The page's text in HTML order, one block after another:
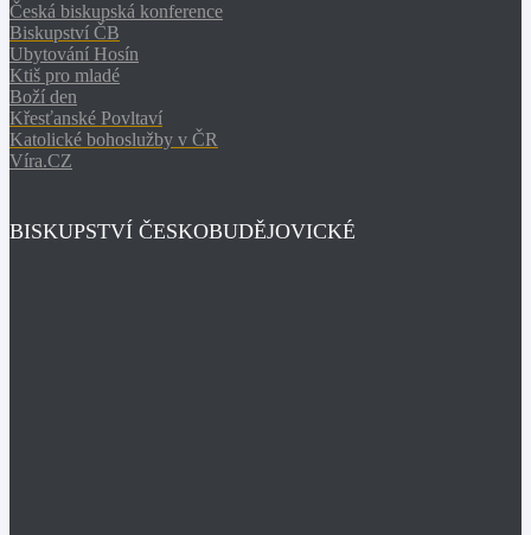
Česká biskupská konference
Biskupství ČB
Ubytování Hosín
Ktiš pro mladé
Boží den
Křesťanské Povltaví
Katolické bohoslužby v ČR
Víra.CZ
BISKUPSTVÍ ČESKOBUDĚJOVICKÉ